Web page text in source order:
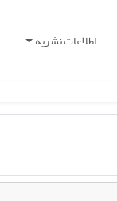
اطلاعات نشریه